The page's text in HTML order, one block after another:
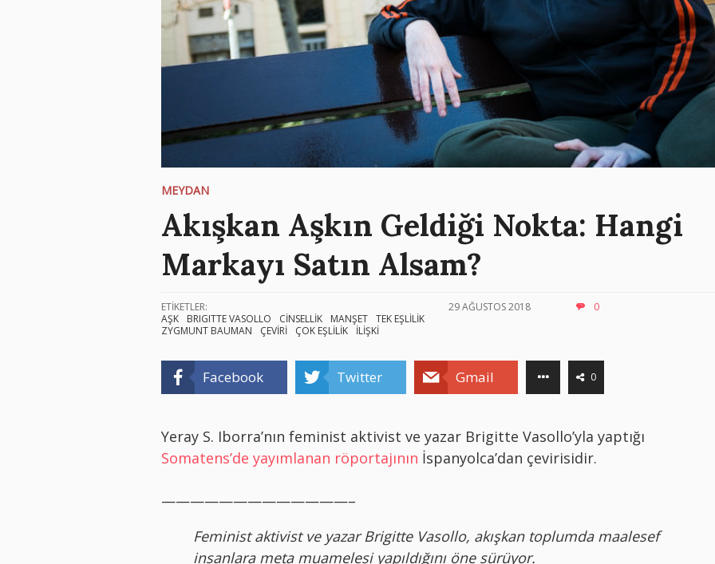
MEYDAN
Akışkan Aşkın Geldiği Nokta: Hangi
Markayı Satın Alsam?
ETİKETLER:
AŞK
BRIGITTE VASOLLO CİNSELLİK MANŞET TEK EŞLİLİK
ZYGMUNT BAUMAN
ÇEVİRİ ÇOK EŞLİLİK İLİŞKİ
29 AĞUSTOS 2018 0
Facebook Twitter Gmail 0
Yeray S. Iborra’nın feminist aktivist ve yazar Brigitte Vasollo’yla yaptığı
Somatens’de yayımlanan röportajının İspanyolca’dan çevirisidir.
—————————————–
Feminist aktivist ve yazar Brigitte Vasollo, akışkan toplumda maalesef
insanlara meta muamelesi yapıldığını öne sürüyor.